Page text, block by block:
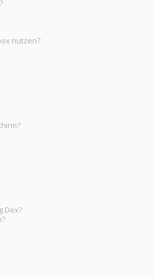
nutzen?
Dex?